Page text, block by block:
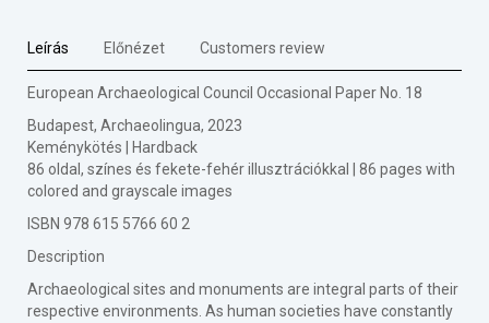
Leírás Előnézet Customers review
European Archaeological Council Occasional Paper No. 18
Budapest, Archaeolingua, 2023
Keménykötés | Hardback
86 oldal, színes és fekete-fehér illusztrációkkal | 86 pages with
colored and grayscale images
ISBN 978 615 5766 60 2
Description
Archaeological sites and monuments are integral parts of their
respective environments. As human societies have constantly